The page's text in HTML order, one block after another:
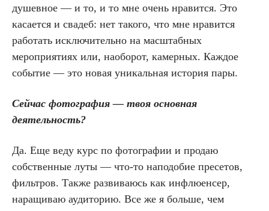
душевное — и то, и то мне очень нравится. Это
касается и свадеб: нет такого, что мне нравится
работать исключительно на масштабных
мероприятиях или, наоборот, камерных. Каждое
событие — это новая уникальная история пары.
Сейчас фотография — твоя основная
деятельность?
Да. Еще веду курс по фотографии и продаю
собственные луты — что-то наподобие пресетов,
фильтров. Также развиваюсь как инфлюенсер,
наращиваю аудиторию. Все же я больше, чем